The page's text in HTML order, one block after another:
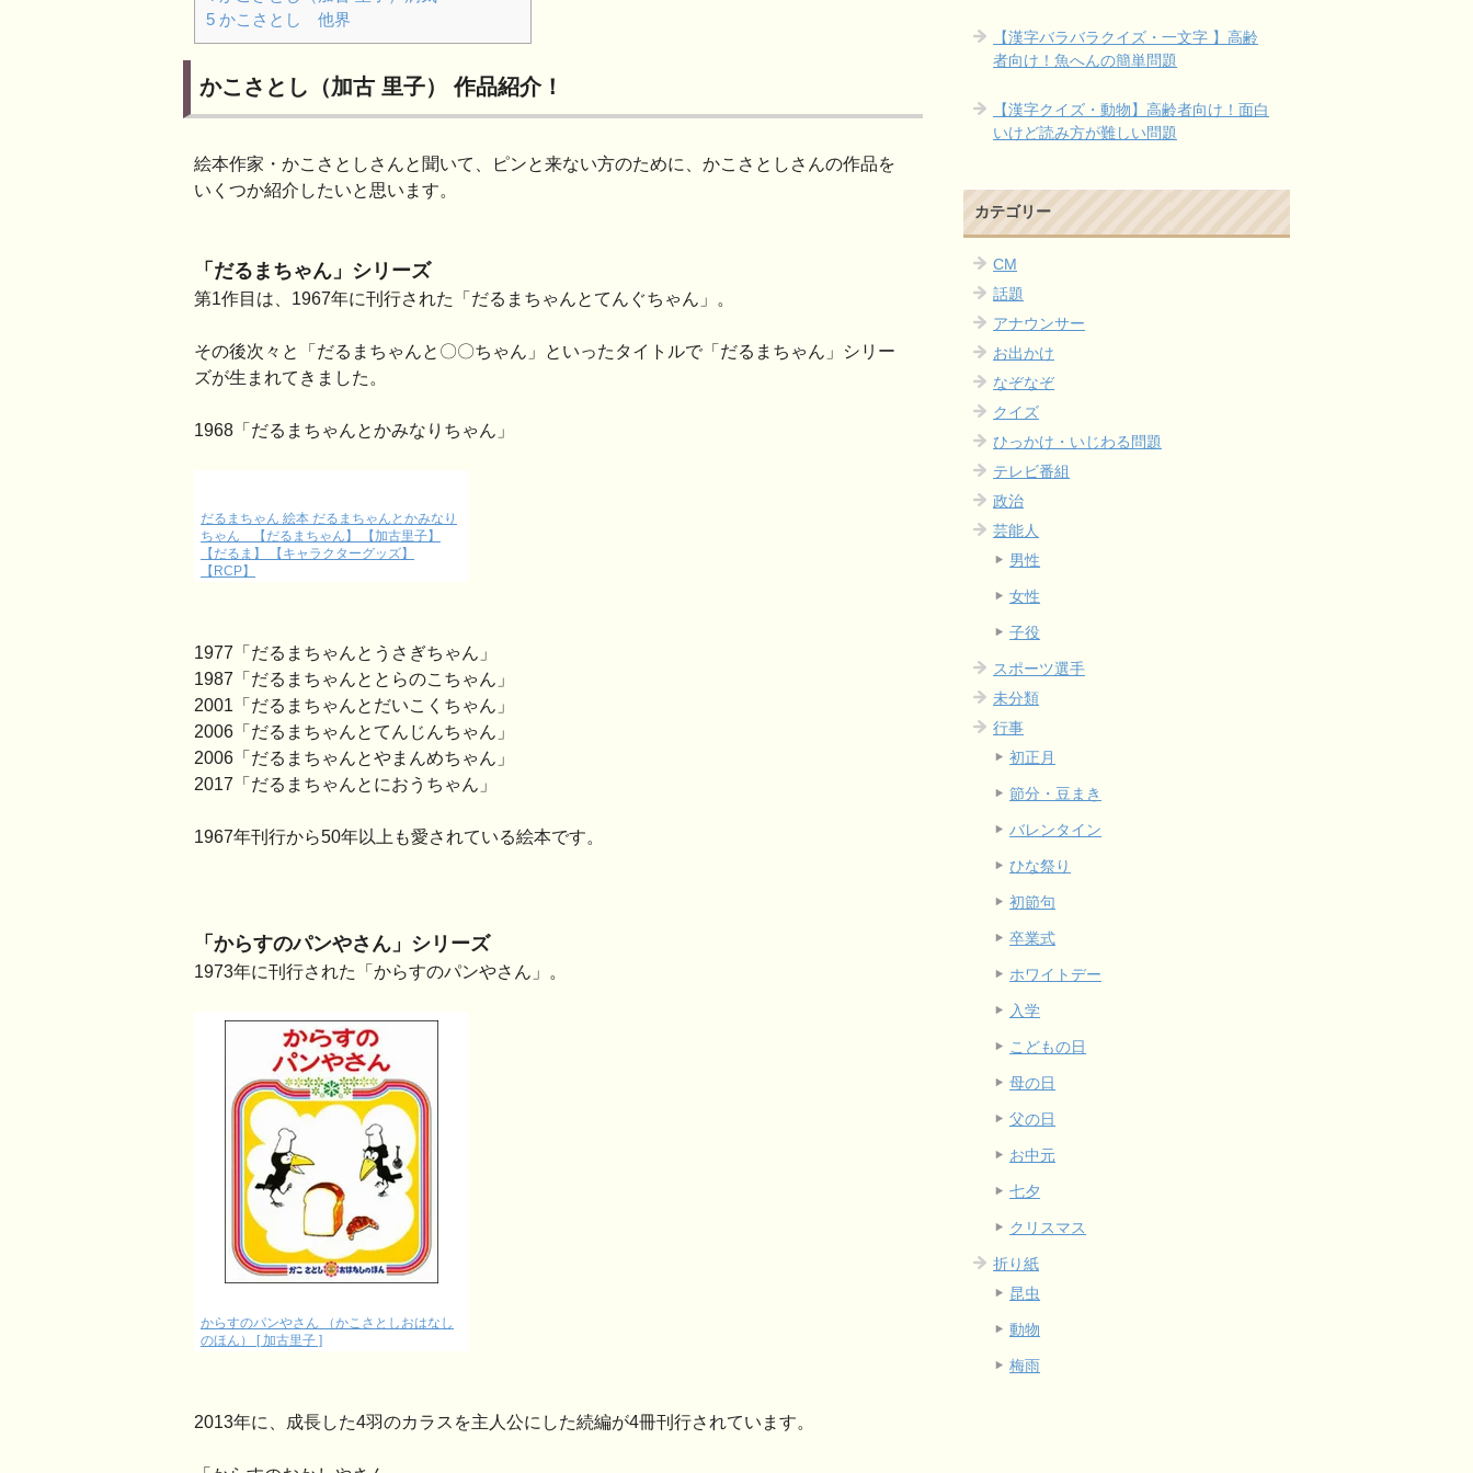
5 かこさとし 他界
かこさとし（加古 里子） 作品紹介！
絵本作家・かこさとしさんと聞いて、ピンと来ない方のために、かこさとしさんの作品を
いくつか紹介したいと思います。
「だるまちゃん」シリーズ
第1作目は、1967年に刊行された「だるまちゃんとてんぐちゃん」。
その後次々と「だるまちゃんと〇〇ちゃん」といったタイトルで「だるまちゃん」シリー
ズが生まれてきました。
1968「だるまちゃんとかみなりちゃん」
だるまちゃん 絵本 だるまちゃんとかみなり
ちゃん 【だるまちゃん】 【加古里子】
【だるま】 【キャラクターグッズ】
【RCP】
1977「だるまちゃんとうさぎちゃん」
1987「だるまちゃんととらのこちゃん」
2001「だるまちゃんとだいこくちゃん」
2006「だるまちゃんとてんじんちゃん」
2006「だるまちゃんとやまんめちゃん」
2017「だるまちゃんとにおうちゃん」
1967年刊行から50年以上も愛されている絵本です。
「からすのパンやさん」シリーズ
1973年に刊行された「からすのパンやさん」。
からすのパンやさん （かこさとしおはなし
のほん） [ 加古里子 ]
2013年に、成長した4羽のカラスを主人公にした続編が4冊刊行されています。
【漢字バラバラクイズ・一文字 】高齢
者向け！魚へんの簡単問題
【漢字クイズ・動物】高齢者向け！面白
いけど読み方が難しい問題
カテゴリー
CM
話題
アナウンサー
お出かけ
なぞなぞ
クイズ
ひっかけ・いじわる問題
テレビ番組
政治
芸能人
男性
女性
子役
スポーツ選手
未分類
行事
初正月
節分・豆まき
バレンタイン
ひな祭り
初節句
卒業式
ホワイトデー
入学
こどもの日
母の日
父の日
お中元
七夕
クリスマス
折り紙
昆虫
動物
梅雨